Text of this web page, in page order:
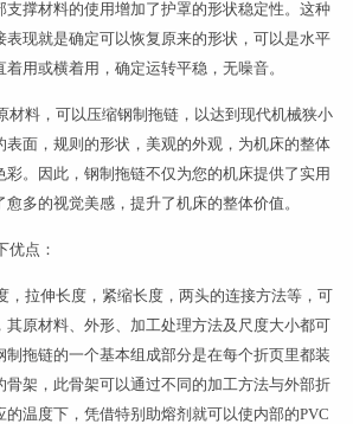
支撑材料的使用增加了护罩的形状稳定性。这种
表现就是确定可以恢复原来的形状，可以是水平
用或横着用，确定运转平稳，无噪音。
材料，可以压缩钢制拖链，以达到现代机械狭小
表面，规则的形状，美观的外观，为机床的整体
彩。因此，钢制拖链不仅为您的机床提供了实用
多的视觉美感，提升了机床的整体价值。
优点：
，拉伸长度，紧缩长度，两头的连接方法等，可
原材料、外形、加工处理方法及尺度大小都可
制拖链的一个基本组成部分是在每个折页里都装
骨架，此骨架可以通过不同的加工方法与外部折
的温度下，凭借特别助熔剂就可以使内部的PVC